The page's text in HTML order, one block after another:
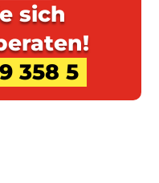
sich
358 5